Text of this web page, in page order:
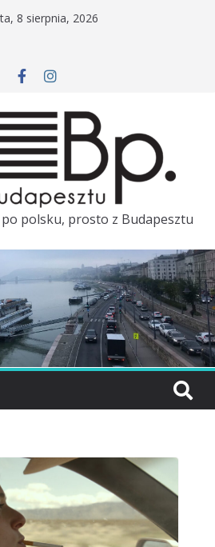
8 sierpnia, 2026
polsku, prosto z Budapesztu